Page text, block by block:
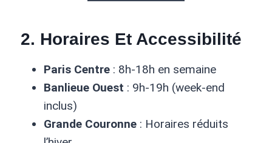
2. Horaires Et Accessibilité
Paris Centre : 8h-18h en semaine
Banlieue Ouest : 9h-19h (week-end
inclus)
Grande Couronne : Horaires réduits